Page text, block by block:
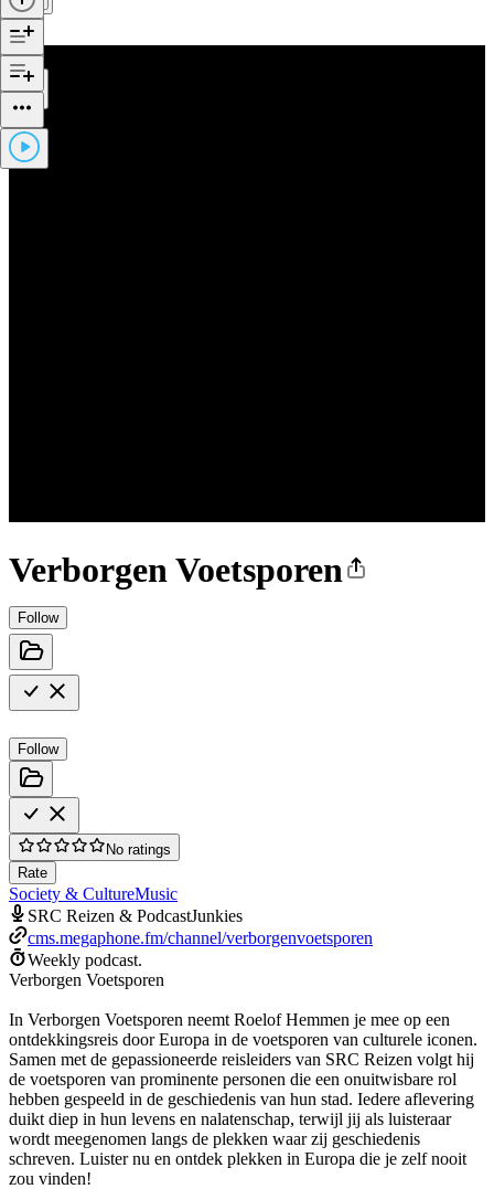
Verborgen Voetsporen
Follow
Follow
No ratings
Rate
Society & CultureMusic
SRC Reizen & PodcastJunkies
cms.megaphone.fm/channel/verborgenvoetsporen
Weekly podcast.
Verborgen Voetsporen
In Verborgen Voetsporen neemt Roelof Hemmen je mee op een
ontdekkingsreis door Europa in de voetsporen van culturele iconen.
Samen met de gepassioneerde reisleiders van SRC Reizen volgt hij
de voetsporen van prominente personen die een onuitwisbare rol
hebben gespeeld in de geschiedenis van hun stad. Iedere aflevering
duikt diep in hun levens en nalatenschap, terwijl jij als luisteraar
wordt meegenomen langs de plekken waar zij geschiedenis
schreven. Luister nu en ontdek plekken in Europa die je zelf nooit
zou vinden!